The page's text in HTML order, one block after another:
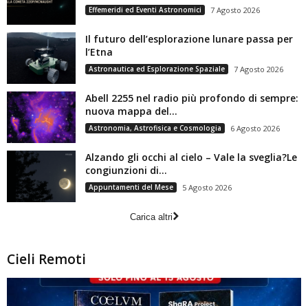
Effemeridi ed Eventi Astronomici 7 Agosto 2026
Il futuro dell’esplorazione lunare passa per
l’Etna
Astronautica ed Esplorazione Spaziale 7 Agosto 2026
Abell 2255 nel radio più profondo di sempre:
nuova mappa del...
Astronomia, Astrofisica e Cosmologia 6 Agosto 2026
Alzando gli occhi al cielo – Vale la sveglia?Le
congiunzioni di...
Appuntamenti del Mese 5 Agosto 2026
Carica altri
Cieli Remoti